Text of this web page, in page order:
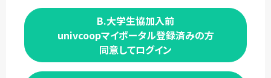
B.大学生協加入前
univcoopマイポータル登録済みの方
同意してログイン